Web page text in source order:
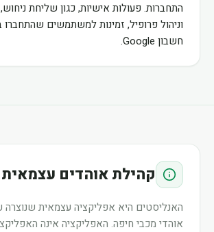
התחברות. פעולות אישיות, כגון שליחת
וניהול פרופיל, זמינות למשתמשים
חשבון Google.
קהילת אוהדים עצמאית
האנליסטים היא אפליקציה עצמאית שנוצרה
אוהדי מכבי חיפה. האפליקציה אינה